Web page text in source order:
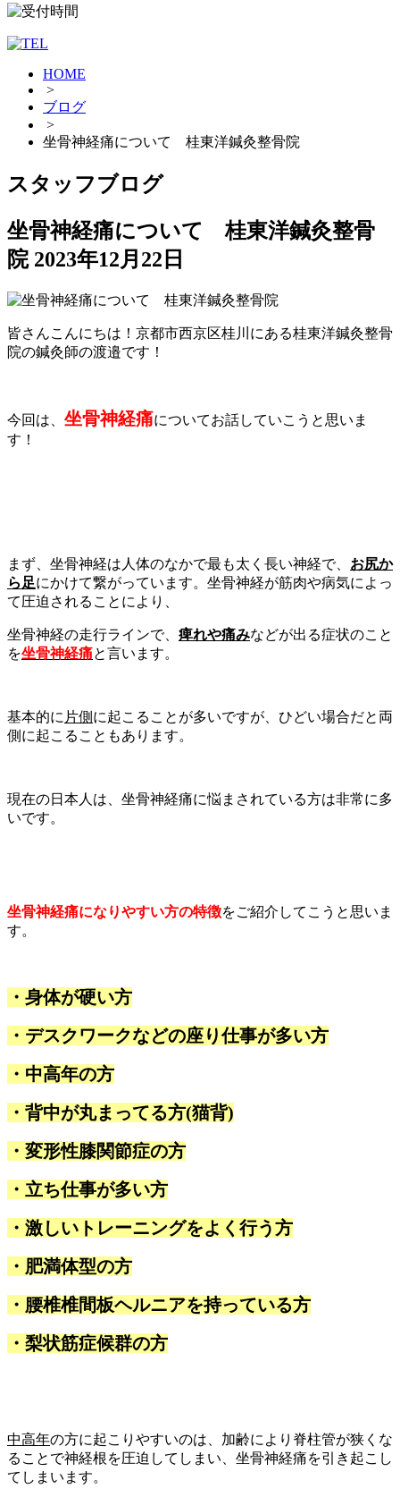
HOME
>
ブログ
>
坐骨神経痛について 桂東洋鍼灸整骨院
スタッフブログ
坐骨神経痛について 桂東洋鍼灸整骨
院 2023年12月22日
皆さんこんにちは！京都市西京区桂川にある桂東洋鍼灸整骨
院の鍼灸師の渡邉です！
今回は、 坐骨神経痛についてお話していこうと思いま
す！
まず、坐骨神経は人体のなかで最も太く長い神経で、 お尻か
ら足にかけて繋がっています。坐骨神経が筋肉や病気によっ
て圧迫されることにより、
坐骨神経の走行ラインで、 痺れや痛みなどが出る症状のこと
を坐骨神経痛と言います。
基本的に 片側 に起こることが多いですが、ひどい場合だと両
側に起こることもあります。
現在の日本人は、坐骨神経痛に悩まされている方は非常に多
いです。
坐骨神経痛になりやすい方の特徴をご紹介してこうと思いま
す。
・身体が硬い方
・デスクワークなどの座り仕事が多い方
・中高年の方
・背中が丸まってる方(猫背)
・変形性膝関節症の方
・立ち仕事が多い方
・激しいトレーニングをよく行う方
・肥満体型の方
・腰椎椎間板ヘルニアを持っている方
・梨状筋症候群の方
中高年の方に起こりやすいのは、加齢により脊柱管が狭くな
ることで神経根を圧迫してしまい、坐骨神経痛を引き起こし
てしまいます。